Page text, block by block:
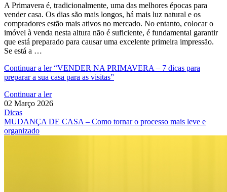
A Primavera é, tradicionalmente, uma das melhores épocas para
vender casa. Os dias são mais longos, há mais luz natural e os
compradores estão mais ativos no mercado. No entanto, colocar o
imóvel à venda nesta altura não é suficiente, é fundamental garantir
que está preparado para causar uma excelente primeira impressão.
Se está a …
Continuar a ler“VENDER NA PRIMAVERA – 7 dicas para
preparar a sua casa para as visitas”
Continuar a ler
02 Março 2026
Dicas
MUDANÇA DE CASA – Como tornar o processo mais leve e
organizado